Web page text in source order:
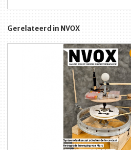
Gerelateerd in NVOX